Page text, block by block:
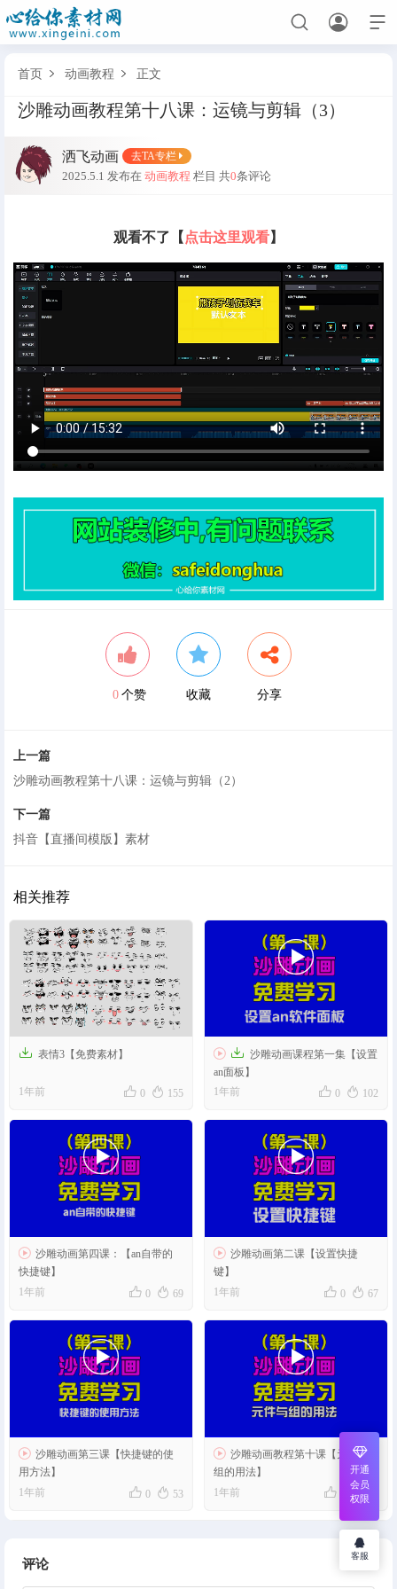



首页
全部分类
其他人物
古代场景
修仙场景
女表情
沙雕表情
动画教程
软件下载
首页  动画教程  正文
沙雕动画教程第十八课：运镜与剪辑（3）
洒飞动画 去TA专栏
2025.5.1 发布在 动画教程 栏目 共0条评论
观看不了【 点击这里观看】
0 个赞 收藏 分享
上一篇
沙雕动画教程第十八课：运镜与剪辑（2）
下一篇
抖音【直播间模版】素材
相关推荐
 表情3【免费素材】
1年前  0  155

  沙雕动画课程第一集【设置
an面板】
1年前
 0  102

 沙雕动画第四课：【an自带的
快捷键】
1年前
 0  69

 沙雕动画第二课【设置快捷
键】
1年前
 0  67

 沙雕动画第三课【快捷键的使
用方法】
1年前
 0  53

 沙雕动画教程第十课【元件与
组的用法】
1年前
  36
评论
开通
会员
权限
客服